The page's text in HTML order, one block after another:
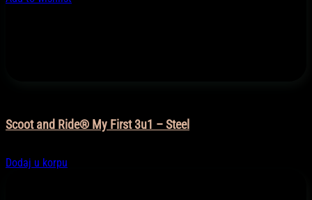
Scoot and Ride® My First 3u1 – Steel
Dodaj u korpu